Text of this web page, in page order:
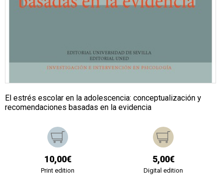
El estrés escolar en la adolescencia: conceptualización y
recomendaciones basadas en la evidencia
10,00€
Print edition
5,00€
Digital edition